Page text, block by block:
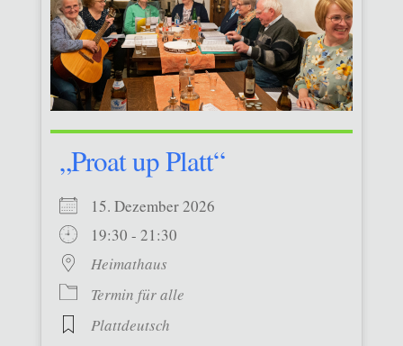
„Proat up Platt“
15. Dezember 2026
19:30 - 21:30
Heimathaus
Termin für alle
Plattdeutsch